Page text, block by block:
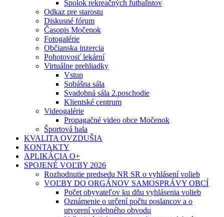
Spolok rekreačných futbalistov
Odkaz pre starostu
Diskusné fórum
Časopis Močenok
Fotogalérie
Občianska inzercia
Pohotovosť lekární
Virtuálne prehliadky
Vstup
Sobášna sála
Svadobná sála 2.poschodie
Klientské centrum
Videogalérie
Propagačné video obce Močenok
Športová hala
KVALITA OVZDUŠIA
KONTAKTY
APLIKÁCIA O+
SPOJENÉ VOĽBY 2026
Rozhodnutie predsedu NR SR o vyhlásení volieb
VOĽBY DO ORGÁNOV SAMOSPRÁVY OBCÍ
Počet obyvateľov ku dňu vyhlásenia volieb
Oznámenie o určení počtu poslancov a o
utvorení volebného obvodu